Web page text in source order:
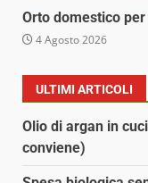
Orto domestico
4 Agosto 2026
ULTIMI ARTICOLI
Olio di argan in
conviene)